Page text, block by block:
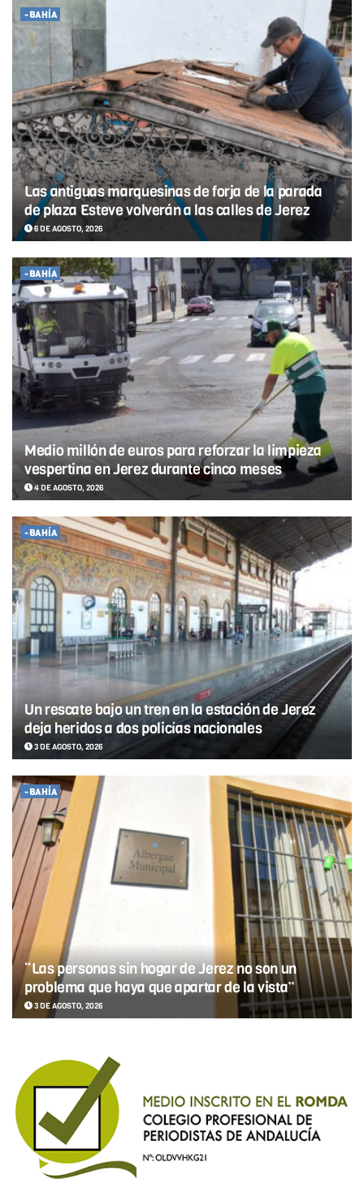
-BAHÍA
Las antiguas marquesinas de forja de la parada
de plaza Esteve volverán a las calles de Jerez
6 DE AGOSTO, 2026
-BAHÍA
Medio millón de euros para reforzar la limpieza
vespertina en Jerez durante cinco meses
4 DE AGOSTO, 2026
-BAHÍA
Un rescate bajo un tren en la estación de Jerez
deja heridos a dos policías nacionales
3 DE AGOSTO, 2026
-BAHÍA
“Las personas sin hogar de Jerez no son un
problema que haya que apartar de la vista”
3 DE AGOSTO, 2026